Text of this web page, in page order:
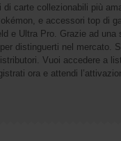
carte collezionabili più
e accessori top di
e Ultra Pro. Grazie ad una
distinguerti nel mercato.
Vuoi accedere a
ora e attendi